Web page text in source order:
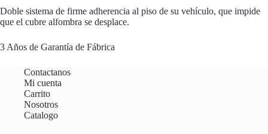
Doble sistema de firme adherencia al piso de su vehículo, que impide
que el cubre alfombra se desplace.
3 Años de Garantía de Fábrica
Contactanos
Mi cuenta
Carrito
Nosotros
Catalogo